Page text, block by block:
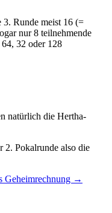
3. Runde meist 16 (=
nur 8 teilnehmende
32 oder 128
natürlich die Hertha-
2. Pokalrunde also die
Geheimrechnung →